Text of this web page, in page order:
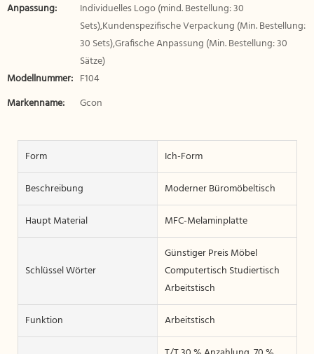
Anpassung:
Individuelles Logo (mind. Bestellung: 30
Sets),Kundenspezifische Verpackung (Min. Bestellung:
30 Sets),Grafische Anpassung (Min. Bestellung: 30
Sätze)
Modellnummer: F104
Markenname:
Gcon
Form
Ich-Form
Beschreibung
Moderner Büromöbeltisch
Haupt Material
MFC-Melaminplatte
Schlüssel Wörter
Günstiger Preis Möbel
Computertisch Studiertisch
Arbeitstisch
Funktion
Arbeitstisch